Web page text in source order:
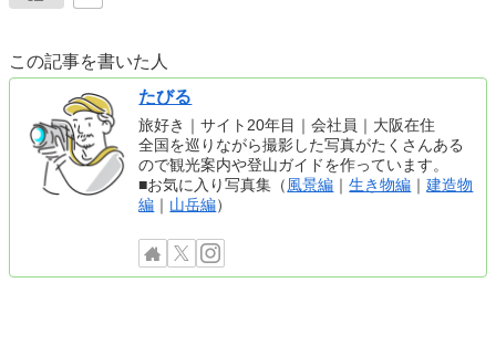
この記事を書いた人
たびる
旅好き｜サイト20年目｜会社員｜大阪在住
全国を巡りながら撮影した写真がたくさんある
ので観光案内や登山ガイドを作っています。
■お気に入り写真集（風景編 ｜生き物編 ｜建造物
編 ｜ 山岳編）